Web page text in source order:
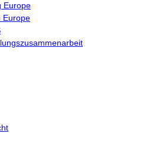
Europe
Europe